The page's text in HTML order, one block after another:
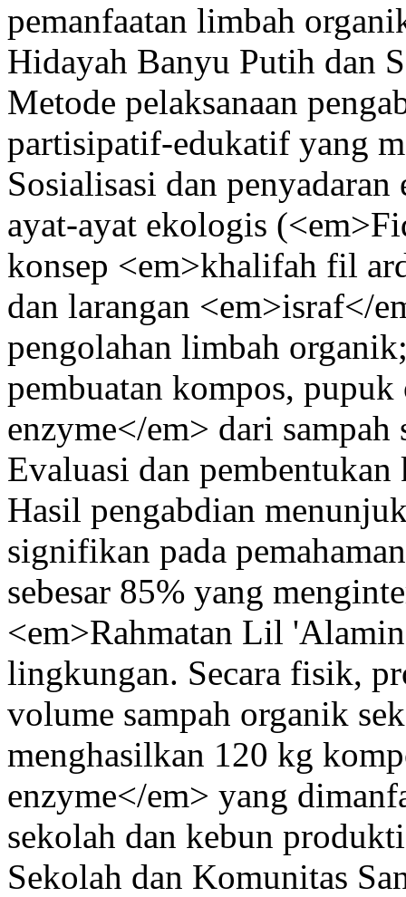
pemanfaatan limbah
Hidayah Banyu Putih dan
Metode pelaksanaan
partisipatif-edukatif yang
Sosialisasi dan
ayat-ayat ekologis
konsep <em>khalifah fil
dan larangan <em>israf</
pengolahan limbah
pembuatan kompos,
enzyme</em> dari
Evaluasi dan
Hasil pengabdian
signifikan pada
sebesar 85% yang
<em>Rahmatan Lil
lingkungan. Secara fisik,
volume sampah organik
menghasilkan 120 kg
enzyme</em> yang
sekolah dan kebun
Sekolah dan Komunitas